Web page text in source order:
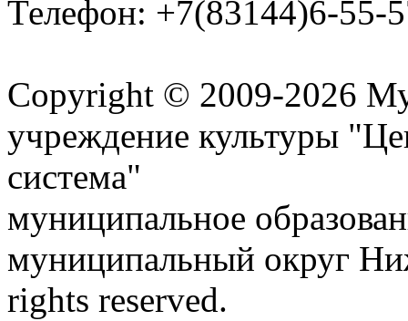
Телефон: +7(83144)6-55-
Copyright © 2009-2026
учреждение культуры
система"
муниципальное
муниципальный округ
rights reserved.